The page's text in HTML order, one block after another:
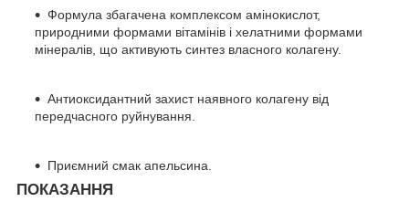
Формула збагачена комплексом амінокислот,
природними формами вітамінів і хелатними формами
мінералів, що активують синтез власного колагену.
Антиоксидантний захист наявного колагену від
передчасного руйнування.
Приємний смак апельсина.
ПОКАЗАННЯ